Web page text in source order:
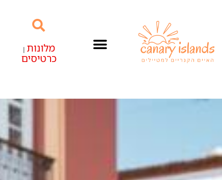
מלונות|
כרטיסים